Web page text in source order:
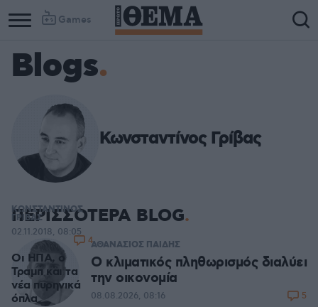
Games
Blogs
Κωνσταντίνος Γρίβας
ΠΕΡΙΣΣΟΤΕΡΑ BLOG
ΑΘΑΝΑΣΙΟΣ ΠΑΙΔΗΣ
Ο κλιματικός πληθωρισμός διαλύει
την οικονομία
08.08.2026, 08:16 5
ΚΩΝΣΤΑΝΤΙΝΟΣ
ΓΡΙΒΑΣ
Οι ΗΠΑ, ο
Τραμπ και τα
νέα πυρηνικά
όπλα
02.11.2018, 08:05
4